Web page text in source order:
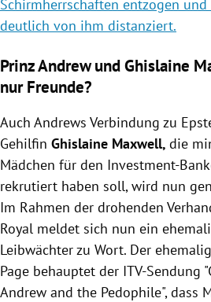
Schirmherrschaften entzogen
deutlich von ihm distanziert.
Prinz Andrew undGhislaine
nur Freunde?
Auch Andrews Verbindung zu
Gehilfin Ghislaine Maxwell, die
Mädchen für den Investment-
rekrutiert haben soll, wird nun
Im Rahmen der drohenden
Royal meldet sich nun ein
Leibwächter zu Wort. Der
Page behauptet der ITV-Sendung
Andrew and the Pedophile", dass